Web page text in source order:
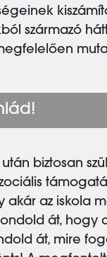
származó
biztosan
az iskola
át,
át, mire